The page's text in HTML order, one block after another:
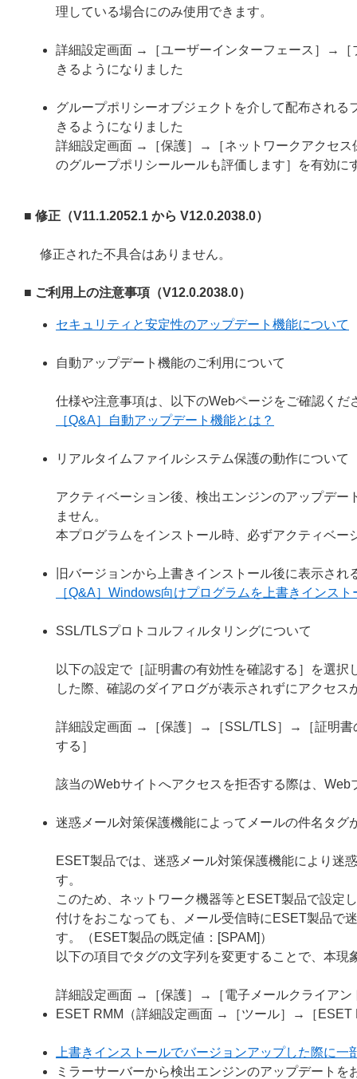
理している場合にのみ使用できます。
詳細設定画面 →［ユーザーインターフェース］→［
きるようになりました
グループポリシーオブジェクトを介して配布され
きるようになりました
詳細設定画面 →［保護］→［ネットワークアクセ
のグループポリシールールも評価します］を有効に
■ 修正（V11.1.2052.1 から V12.0.2038.0）
修正された不具合はありません。
■ ご利用上の注意事項（V12.0.2038.0）
セキュリティと安定性のアップデート機能について
自動アップデート機能のご利用について
仕様や注意事項は、以下のWebページをご確認くだ
［Q&A］自動アップデート機能とは？
リアルタイムファイルシステム保護の動作について
アクティベーション後、検出エンジンのアップデ
ません。
本プログラムをインストール時、必ずアクティベ
旧バージョンから上書きインストール後に表示され
［Q&A］Windows向けプログラムを上書きインス
SSL/TLSプロトコルフィルタリングについて
以下の設定で［証明書の有効性を確認する］を選
した際、確認のダイアログが表示されずにアクセス
詳細設定画面 →［保護］→［SSL/TLS］→［証明書
する］
該当のWebサイトへアクセスを拒否する際は、
迷惑メール対策保護機能によってメールの件名タグ
ESET製品では、迷惑メール対策保護機能により迷
す。
このため、ネットワーク機器等とESET製品で設定
付けをおこなっても、メール受信時にESET製品で
す。（ESET製品の既定値：[SPAM]）
以下の項目でタグの文字列を変更することで、本現
詳細設定画面 →［保護］→［電子メールクライア
ESET RMM（詳細設定画面 →［ツール］→［ESET
上書きインストールでバージョンアップした際に一
ミラーサーバーから検出エンジンのアップデート